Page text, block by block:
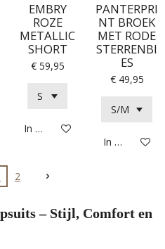
EMBRY
ROZE
METALLIC
SHORT
€ 59,95
In winkelwagen
PANTERPRI
NT BROEK
MET RODE
STERRENBI
ES
€ 49,95
In
2
– Stijl, Comfort en